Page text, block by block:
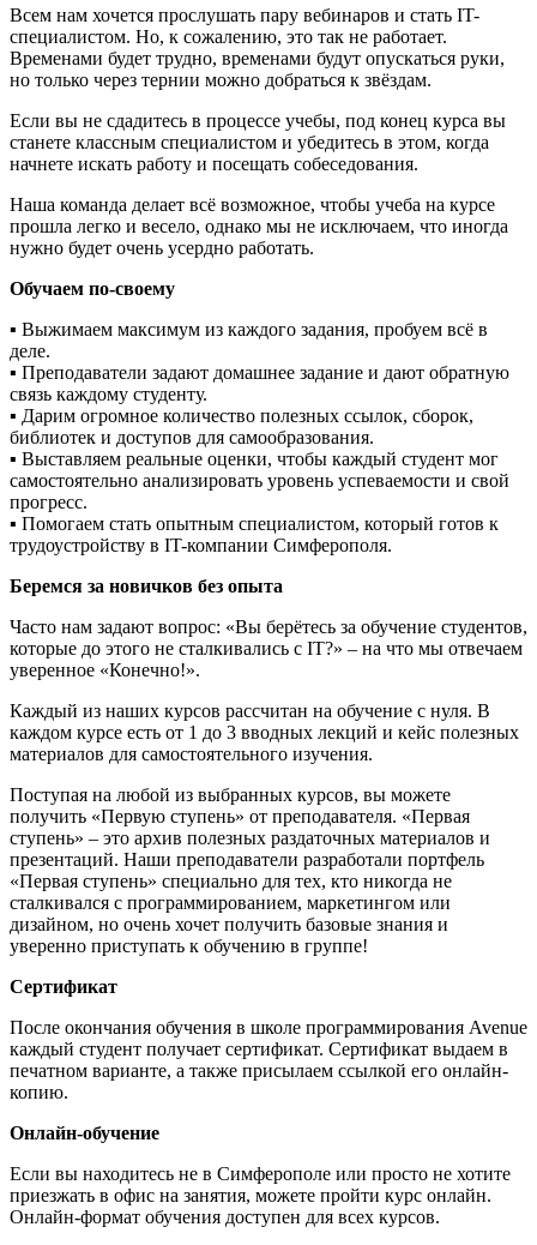
Всем нам хочется прослушать пару вебинаров и стать IT-
специалистом. Но, к сожалению, это так не работает.
Временами будет трудно, временами будут опускаться руки,
но только через тернии можно добраться к звёздам.
Если вы не сдадитесь в процессе учебы, под конец курса вы
станете классным специалистом и убедитесь в этом, когда
начнете искать работу и посещать собеседования.
Наша команда делает всё возможное, чтобы учеба на курсе
прошла легко и весело, однако мы не исключаем, что иногда
нужно будет очень усердно работать.
Обучаем по-своему
▪ Выжимаем максимум из каждого задания, пробуем всё в
деле.‎
▪ Преподаватели задают домашнее задание и дают обратную
связь каждому студенту.
▪ Дарим огромное количество полезных ссылок, сборок,
библиотек и доступов для самообразования.
▪ Выставляем реальные оценки, чтобы каждый студент мог
самостоятельно анализировать уровень успеваемости и свой
прогресс.
▪ Помогаем стать опытным специалистом, который готов к
трудоустройству в IT-компании Симферополя.
Беремся за новичков без опыта
Часто нам задают вопрос: «Вы берётесь за обучение студентов,
которые до этого не сталкивались с IT?» – на что мы отвечаем
уверенное «Конечно!»‎.
Каждый из наших курсов рассчитан на обучение с нуля. В
каждом курсе есть от 1 до 3 вводных лекций и кейс полезных
материалов для самостоятельного изучения.
Поступая на любой из выбранных курсов, вы можете
получить «Первую ступень» от преподавателя. «Первая
ступень» – это архив полезных раздаточных материалов и
презентаций. Наши преподаватели разработали портфель
«Первая ступень» специально для тех, кто никогда не
сталкивался с программированием, маркетингом или
дизайном, но очень хочет получить базовые знания и
уверенно приступать к обучению в группе!
Сертификат
После окончания обучения в школе программирования Avenue‎
каждый студент получает сертификат. Сертификат выдаем в
печатном варианте, а также присылаем ссылкой его онлайн-
копию.
Онлайн-обучение
Если вы находитесь не в Симферополе или просто не хотите
приезжать в офис на занятия, можете пройти курс онлайн.
Онлайн-формат обучения доступен для всех курсов.